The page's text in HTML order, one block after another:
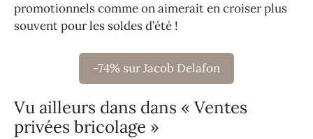
promotionnels comme on aimerait en croiser plus
souvent pour les soldes d’été !
-74% sur Jacob Delafon
Vu ailleurs dans dans « Ventes
privées bricolage »